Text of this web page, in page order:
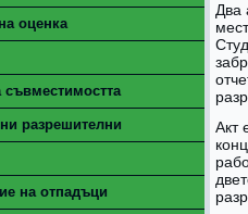
оценка
съвместимостта
разрешителни
на отпадъци
Два
Акт